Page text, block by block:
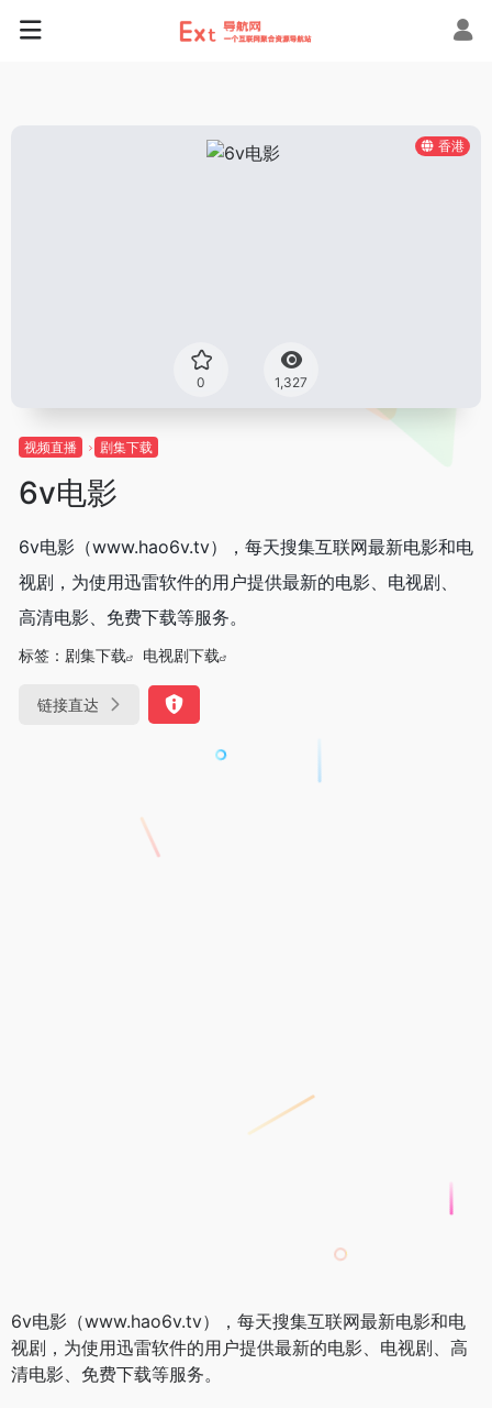
香港
0 1,327
视频直播 剧集下载
6v电影
6v电影（www.hao6v.tv），每天搜集互联网最新电影和电
视剧，为使用迅雷软件的用户提供最新的电影、电视剧、
高清电影、免费下载等服务。
标签： 剧集下载 电视剧下载
链接直达
6v电影（www.hao6v.tv），每天搜集互联网最新电影和电
视剧，为使用迅雷软件的用户提供最新的电影、电视剧、高
清电影、免费下载等服务。